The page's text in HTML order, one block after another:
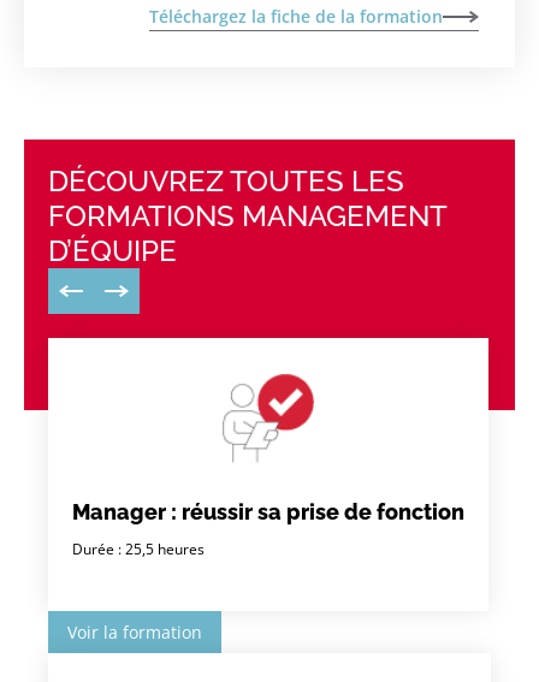
Téléchargez la fiche de la formation
DÉCOUVREZ TOUTES LES
FORMATIONS MANAGEMENT
D’ÉQUIPE
Manager : réussir sa prise de fonction
Durée : 25,5 heures
Voir la formation